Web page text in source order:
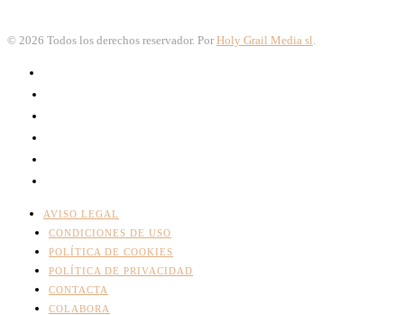
© 2026 Todos los derechos reservador. Por Holy Grail Media sl
AVISO LEGAL
CONDICIONES DE USO
POLÍTICA DE COOKIES
POLÍTICA DE PRIVACIDAD
CONTACTA
COLABORA